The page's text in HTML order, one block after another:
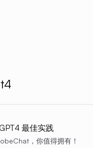
最佳实践
，你值得拥有！